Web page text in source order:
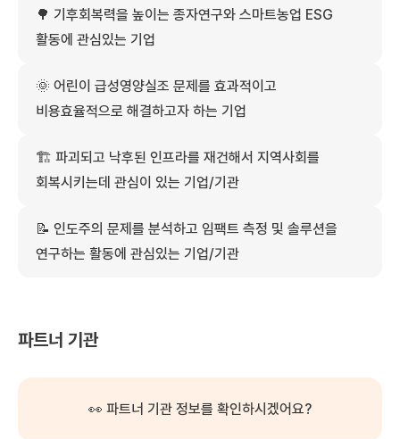
🌳 기후회복력을 높이는 종자연구와 스마트농업 ESG
활동에 관심있는 기업
🌞 어린이 급성영양실조 문제를 효과적이고
비용효율적으로 해결하고자 하는 기업
🏗️ 파괴되고 낙후된 인프라를 재건해서 지역사회를
회복시키는데 관심이 있는 기업/기관
📝 인도주의 문제를 분석하고 임팩트 측정 및 솔루션을
연구하는 활동에 관심있는 기업/기관
파트너 기관
👀 파트너 기관 정보를 확인하시겠어요?